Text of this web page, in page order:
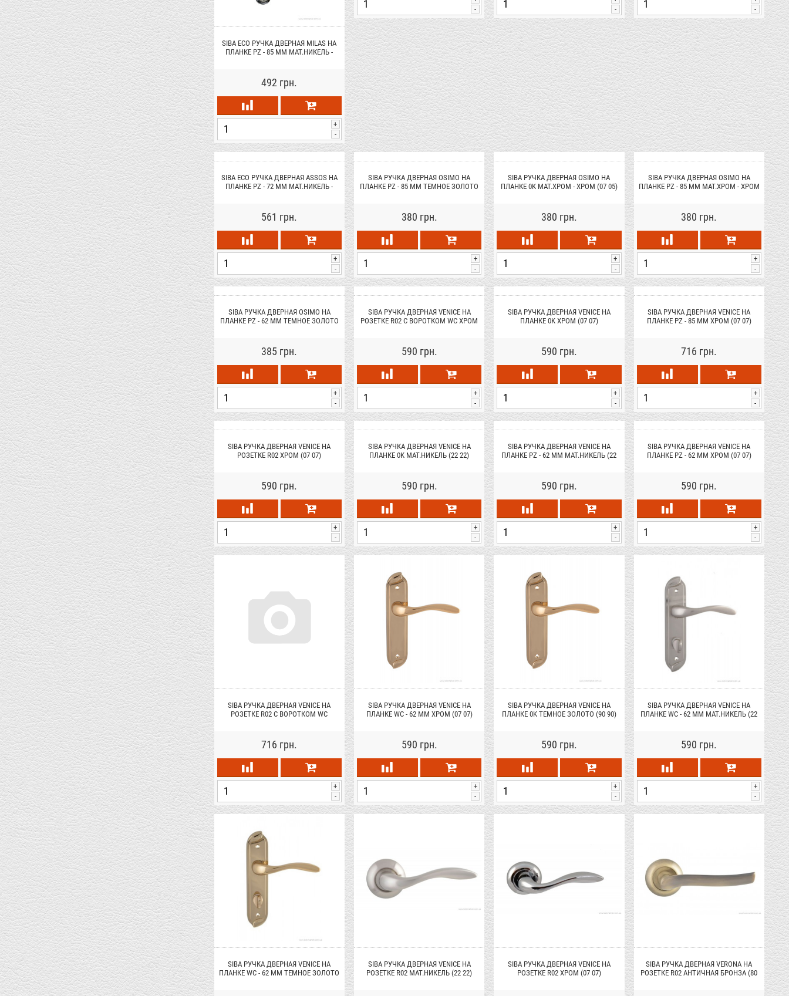
SIBA ECO РУЧКА ДВЕРНАЯ MILAS НА
ПЛАНКЕ PZ - 85 ММ МАТ.НИКЕЛЬ -
492 грн.
-
+
- - -
SIBA ECO РУЧКА ДВЕРНАЯ ASSOS НА
ПЛАНКЕ PZ - 72 ММ МАТ.НИКЕЛЬ -
561 грн.
-
+
SIBA РУЧКА ДВЕРНАЯ OSIMO НА
ПЛАНКЕ PZ - 85 ММ ТЕМНОЕ ЗОЛОТО
380 грн.
-
+
SIBA РУЧКА ДВЕРНАЯ OSIMO НА
ПЛАНКЕ 0K МАТ.ХРОМ - ХРОМ (07 05)
380 грн.
-
+
SIBA РУЧКА ДВЕРНАЯ OSIMO НА
ПЛАНКЕ PZ - 85 ММ МАТ.ХРОМ - ХРОМ
380 грн.
-
+
SIBA РУЧКА ДВЕРНАЯ OSIMO НА
ПЛАНКЕ PZ - 62 ММ ТЕМНОЕ ЗОЛОТО
385 грн.
-
+
SIBA РУЧКА ДВЕРНАЯ VENICE НА
РОЗЕТКЕ R02 С ВОРОТКОМ WC ХРОМ
590 грн.
-
+
SIBA РУЧКА ДВЕРНАЯ VENICE НА
ПЛАНКЕ 0K ХРОМ (07 07)
590 грн.
-
+
SIBA РУЧКА ДВЕРНАЯ VENICE НА
ПЛАНКЕ PZ - 85 ММ ХРОМ (07 07)
716 грн.
-
+
SIBA РУЧКА ДВЕРНАЯ VENICE НА
РОЗЕТКЕ R02 ХРОМ (07 07)
590 грн.
-
+
SIBA РУЧКА ДВЕРНАЯ VENICE НА
ПЛАНКЕ 0K МАТ.НИКЕЛЬ (22 22)
590 грн.
-
+
SIBA РУЧКА ДВЕРНАЯ VENICE НА
ПЛАНКЕ PZ - 62 ММ МАТ.НИКЕЛЬ (22
590 грн.
-
+
SIBA РУЧКА ДВЕРНАЯ VENICE НА
ПЛАНКЕ PZ - 62 ММ ХРОМ (07 07)
590 грн.
-
+
SIBA РУЧКА ДВЕРНАЯ VENICE НА
РОЗЕТКЕ R02 С ВОРОТКОМ WC
716 грн.
-
+
SIBA РУЧКА ДВЕРНАЯ VENICE НА
ПЛАНКЕ WC - 62 ММ ХРОМ (07 07)
590 грн.
-
+
SIBA РУЧКА ДВЕРНАЯ VENICE НА
ПЛАНКЕ 0K ТЕМНОЕ ЗОЛОТО (90 90)
590 грн.
-
+
SIBA РУЧКА ДВЕРНАЯ VENICE НА
ПЛАНКЕ WC - 62 ММ МАТ.НИКЕЛЬ (22
590 грн.
-
+
SIBA РУЧКА ДВЕРНАЯ VENICE НА
ПЛАНКЕ WC - 62 ММ ТЕМНОЕ ЗОЛОТО
SIBA РУЧКА ДВЕРНАЯ VENICE НА
РОЗЕТКЕ R02 МАТ.НИКЕЛЬ (22 22)
SIBA РУЧКА ДВЕРНАЯ VENICE НА
РОЗЕТКЕ R02 ХРОМ (07 07)
SIBA РУЧКА ДВЕРНАЯ VERONA НА
РОЗЕТКЕ R02 АНТИЧНАЯ БРОНЗА (80